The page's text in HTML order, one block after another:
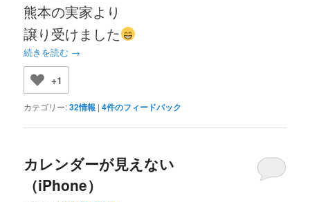
熊本の実家より
譲り受けました
続きを読む →
+1
カテゴリー:32情報 |4件のフィードバック
カレンダーが見えない
（iPhone）